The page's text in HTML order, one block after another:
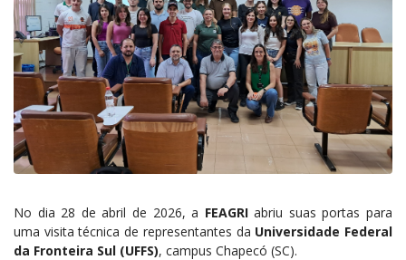
No dia 28 de abril de 2026, a FEAGRIabriu suas portas para
uma visita técnica de representantes da Universidade Federal
da Fronteira Sul (UFFS), campus Chapecó (SC).